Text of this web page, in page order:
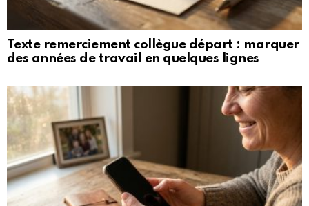
Texte remerciement collègue départ : marquer
des années de travail en quelques lignes